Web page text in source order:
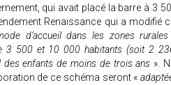
qui avait placé la barre à 3
Renaissance qui a modifié
d’accueil dans les zones
3 500 et 10 000 habitants (soit 2
des enfants de moins de trois ans ».
de ce schéma seront «